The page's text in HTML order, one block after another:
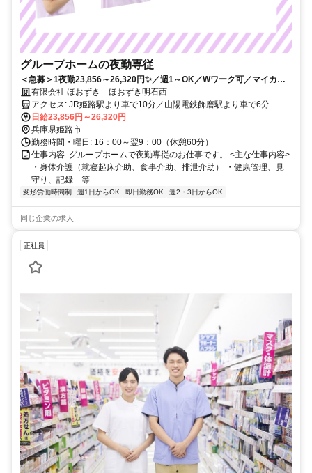
グループホームの夜勤専従
＜急募＞1夜勤23,856～26,320円✨／週1～OK／Wワーク可／マイカー
通勤OK◎
有限会社 ほおずき ほおずき明石西
アクセス: JR姫路駅より車で10分／山陽電鉄飾磨駅より車で6分
日給23,856円～26,320円
兵庫県姫路市
勤務時間・曜日: 16：00～翌9：00（休憩60分）
仕事内容: グループホームで夜勤専従のお仕事です。 <主な仕事内容>
・身体介護（就寝起床介助、食事介助、排泄介助） ・健康管理、見
守り、記録 等
変形労働時間制 週1日からOK 即日勤務OK 週2・3日からOK
同じ企業の求人
正社員